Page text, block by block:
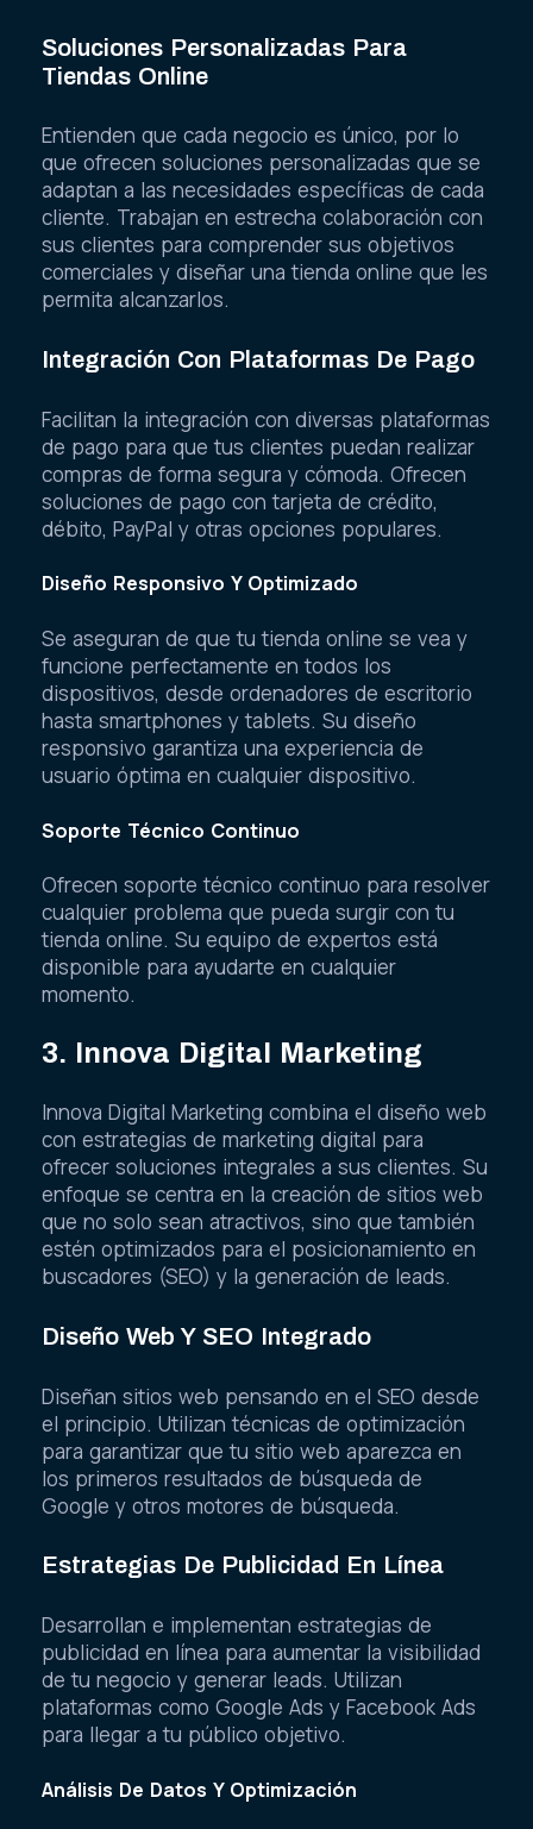
Soluciones Personalizadas Para
Tiendas Online
Entienden que cada negocio es único, por lo
que ofrecen soluciones personalizadas que se
adaptan a las necesidades específicas de cada
cliente. Trabajan en estrecha colaboración con
sus clientes para comprender sus objetivos
comerciales y diseñar una tienda online que les
permita alcanzarlos.
Integración Con Plataformas De Pago
Facilitan la integración con diversas plataformas
de pago para que tus clientes puedan realizar
compras de forma segura y cómoda. Ofrecen
soluciones de pago con tarjeta de crédito,
débito, PayPal y otras opciones populares.
Diseño Responsivo Y Optimizado
Se aseguran de que tu tienda online se vea y
funcione perfectamente en todos los
dispositivos, desde ordenadores de escritorio
hasta smartphones y tablets. Su diseño
responsivo garantiza una experiencia de
usuario óptima en cualquier dispositivo.
Soporte Técnico Continuo
Ofrecen soporte técnico continuo para resolver
cualquier problema que pueda surgir con tu
tienda online. Su equipo de expertos está
disponible para ayudarte en cualquier
momento.
3. Innova Digital Marketing
Innova Digital Marketing combina el diseño web
con estrategias de marketing digital para
ofrecer soluciones integrales a sus clientes. Su
enfoque se centra en la creación de sitios web
que no solo sean atractivos, sino que también
estén optimizados para el posicionamiento en
buscadores (SEO) y la generación de leads.
Diseño Web Y SEO Integrado
Diseñan sitios web pensando en el SEO desde
el principio. Utilizan técnicas de optimización
para garantizar que tu sitio web aparezca en
los primeros resultados de búsqueda de
Google y otros motores de búsqueda.
Estrategias De Publicidad En Línea
Desarrollan e implementan estrategias de
publicidad en línea para aumentar la visibilidad
de tu negocio y generar leads. Utilizan
plataformas como Google Ads y Facebook Ads
para llegar a tu público objetivo.
Análisis De Datos Y Optimización